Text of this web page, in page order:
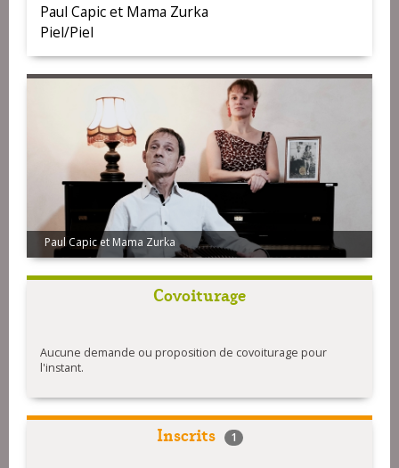
Paul Capic et Mama Zurka
Piel/Piel
Paul Capic et Mama Zurka
Covoiturage
Aucune demande ou proposition de covoiturage pour
l'instant.
Inscrits 1